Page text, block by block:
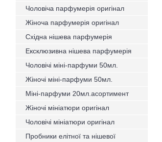
Чоловіча парфумерія оригінал
Жіноча парфумерія оригінал
Східна нішева парфумерія
Ексклюзивна нішева парфумерія
Чоловічі міні-парфуми 50мл.
Жіночі міні-парфуми 50мл.
Міні-парфуми 20мл.асортимент
Жіночі мініатюри оригінал
Чоловічі мініатюри оригінал
Пробники елітної та нішевої